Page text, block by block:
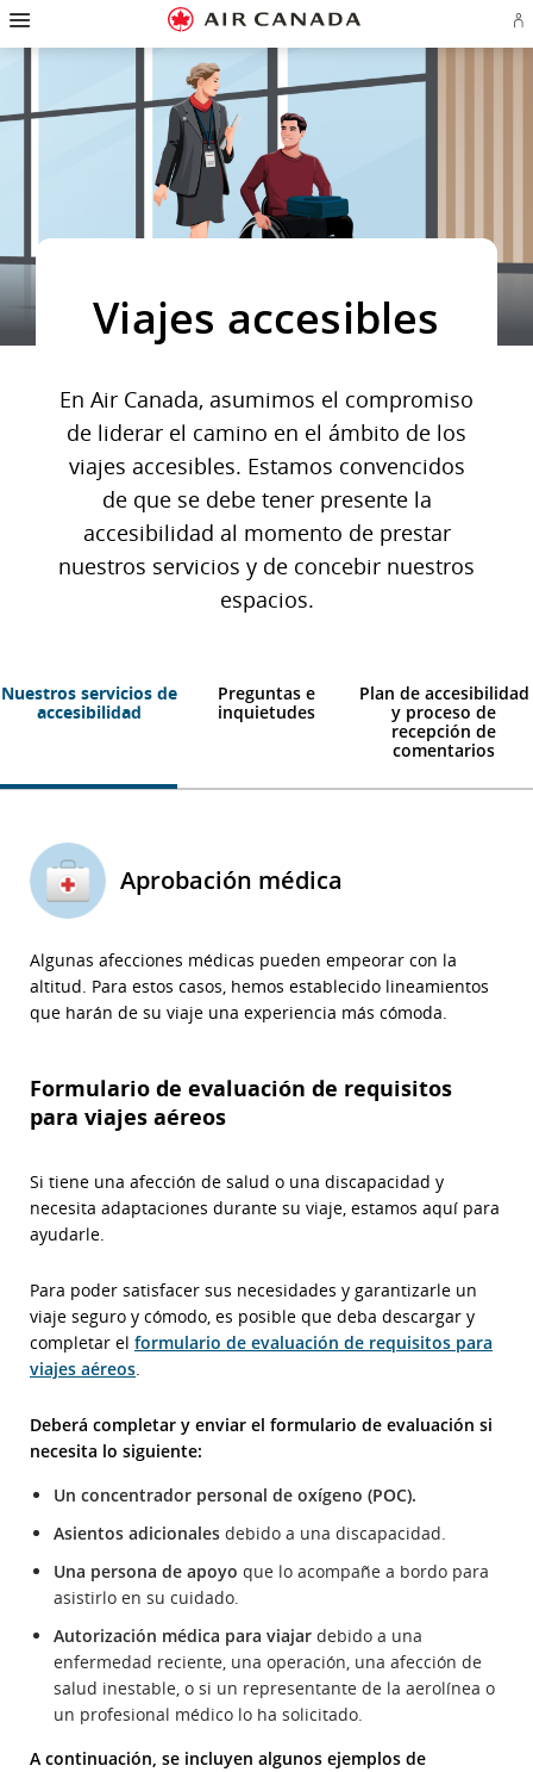
página
Omitir
pasar
de
Omitir
pasar
campo
Omitir
pasar
del
Omitir
pasar
sitio
Omitir
pasar
Viajes accesibles
En Air Canada, asumimos el compromiso
de liderar el camino en el ámbito de los
viajes accesibles. Estamos convencidos
de que se debe tener presente la
accesibilidad al momento de prestar
nuestros servicios y de concebir nuestros
espacios.
Nuestros servicios de
accesibilidad
Preguntas e
inquietudes
Plan de accesibilidad
y proceso de
recepción de
comentarios
Aprobación médica
Algunas afecciones médicas pueden empeorar con la
altitud. Para estos casos, hemos establecido lineamientos
que harán de su viaje una experiencia más cómoda.
Formulario de evaluación de requisitos
para viajes aéreos
Si tiene una afección de salud o una discapacidad y
necesita adaptaciones durante su viaje, estamos aquí para
ayudarle.
Para poder satisfacer sus necesidades y garantizarle un
viaje seguro y cómodo, es posible que deba descargar y
completar el formulario de evaluación de requisitos para
viajes aéreos.
Deberá completar y enviar el formulario de evaluación si
necesita lo siguiente:
Un concentrador personal de oxígeno (POC).
Asientos adicionales debido a una discapacidad.
Una persona de apoyo que lo acompañe a bordo para
asistirlo en su cuidado.
Autorización médica para viajar debido a una
enfermedad reciente, una operación, una afección de
salud inestable, o si un representante de la aerolínea o
un profesional médico lo ha solicitado.
A continuación, se incluyen algunos ejemplos de